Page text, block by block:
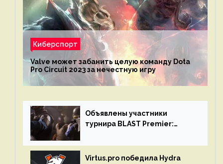
Киберспорт
Valve может забанить целую команду Dota
Pro Circuit 2023 за нечестную игру
Объявлены участники
турнира BLAST Premier:
Virtus.pro победила Hydra